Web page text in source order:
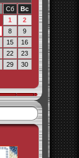
Сб
Вс
1
2
8
9
15
16
22
23
29
30